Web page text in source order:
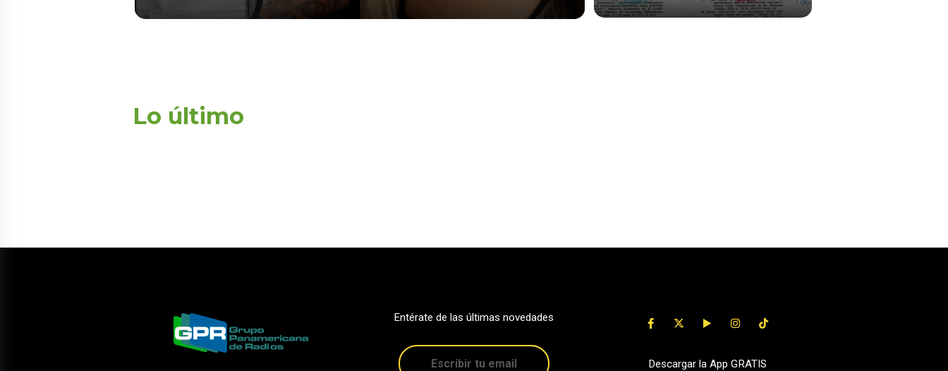
Lo último
Entérate de las últimas novedades
Descargar la App GRATIS